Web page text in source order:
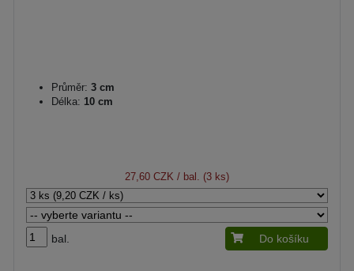
Průměr: 3 cm
Délka: 10 cm
27,60 CZK / bal. (3 ks)
bal. Do košíku